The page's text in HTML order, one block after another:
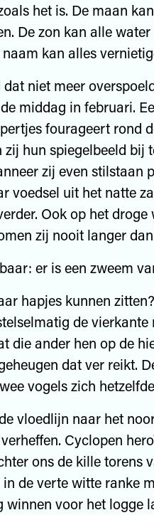
het is. De maan
De zon kan alle
kan alles
niet meer
middag in februari.
fourageert rond
zij hun spiegelbeeld bij
zij even stilstaan
voedsel uit het natte
Ook op het
zij nooit langer
er is een zweem
hapjes kunnen
de
die ander hen op de
dat ver reikt.
vogels zich
vloedlijn naar het
Cyclopen
ons de kille torens
de verte witte ranke
voor het logge